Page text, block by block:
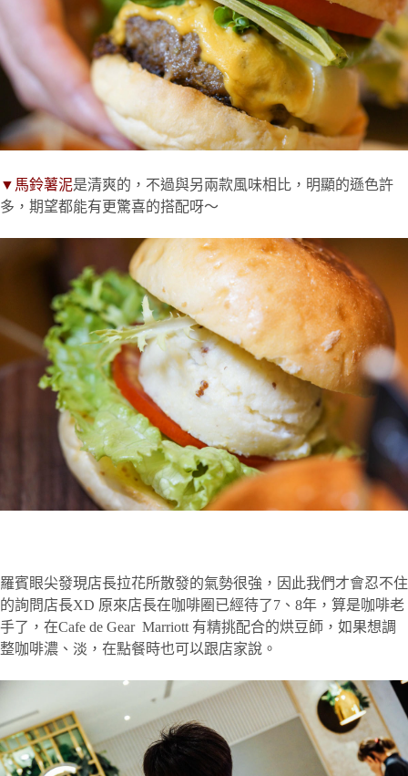
▼馬鈴薯泥是清爽的，不過與另兩款風味相比，明顯的遜色許
多，期望都能有更驚喜的搭配呀～
羅賓眼尖發現店長拉花所散發的氣勢很強，因此我們才會忍不住
的詢問店長XD 原來店長在咖啡圈已經待了7、8年，算是咖啡老
手了，在Cafe de Gear Marriott 有精挑配合的烘豆師，如果想調
整咖啡濃、淡，在點餐時也可以跟店家說。